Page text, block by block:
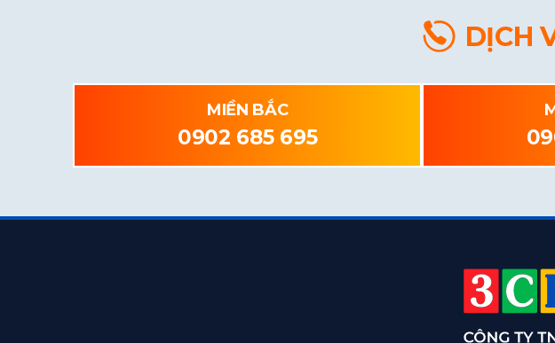
DỊCH
MIỀN BẮC
0902 685 695